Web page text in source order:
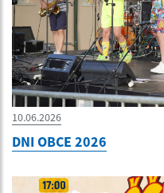
10.06.2026
DNI OBCE 2026